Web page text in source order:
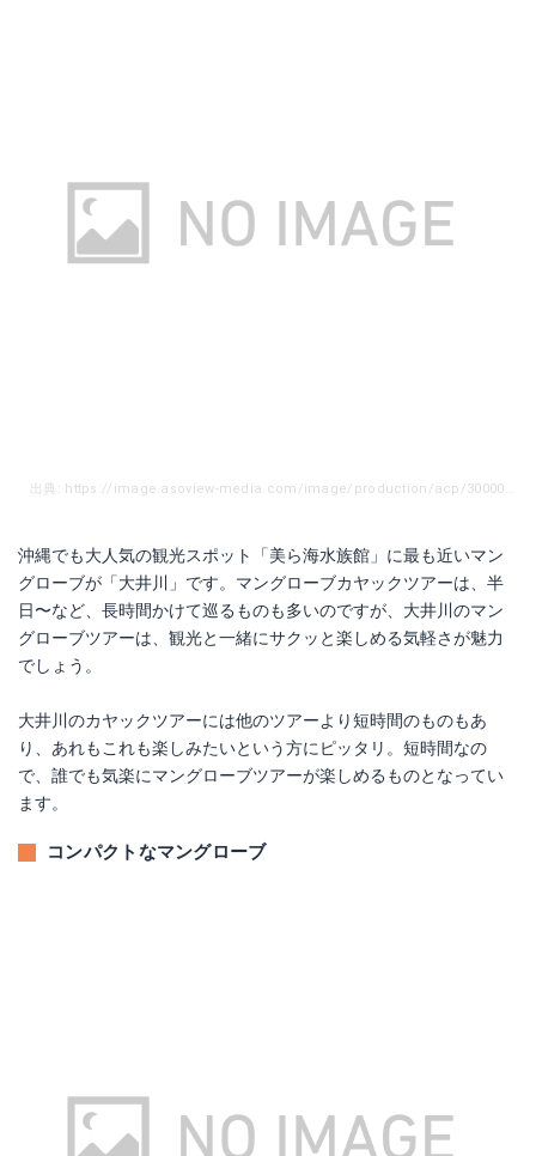
沖縄でも大人気の観光スポット「美ら海水族館」に最も近いマン
グローブが「大井川」です。マングローブカヤックツアーは、半
日〜など、長時間かけて巡るものも多いのですが、大井川のマン
グローブツアーは、観光と一緒にサクッと楽しめる気軽さが魅力
でしょう。
大井川のカヤックツアーには他のツアーより短時間のものもあ
り、あれもこれも楽しみたいという方にピッタリ。短時間なの
で、誰でも気楽にマングローブツアーが楽しめるものとなってい
ます。
コンパクトなマングローブ